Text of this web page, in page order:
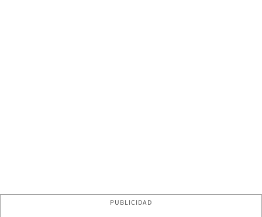
PUBLICIDAD